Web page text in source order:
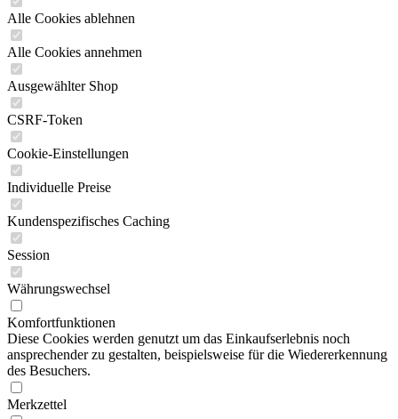
Alle Cookies ablehnen
Alle Cookies annehmen
Ausgewählter Shop
CSRF-Token
Cookie-Einstellungen
Individuelle Preise
Kundenspezifisches Caching
Session
Währungswechsel
Komfortfunktionen
Diese Cookies werden genutzt um das Einkaufserlebnis noch
ansprechender zu gestalten, beispielsweise für die Wiedererkennung
des Besuchers.
Merkzettel